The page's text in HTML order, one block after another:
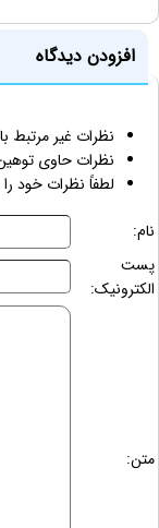
افزودن دیدگاه
نظرات غیر مرتبط
نظرات حاوی
لطفاً نظرات خود
نام:
پست
الکترونیک:
متن: